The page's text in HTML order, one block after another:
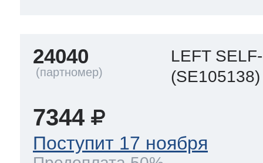
24040
LEFT
(SE105138)
7344
Поступит 17 ноября